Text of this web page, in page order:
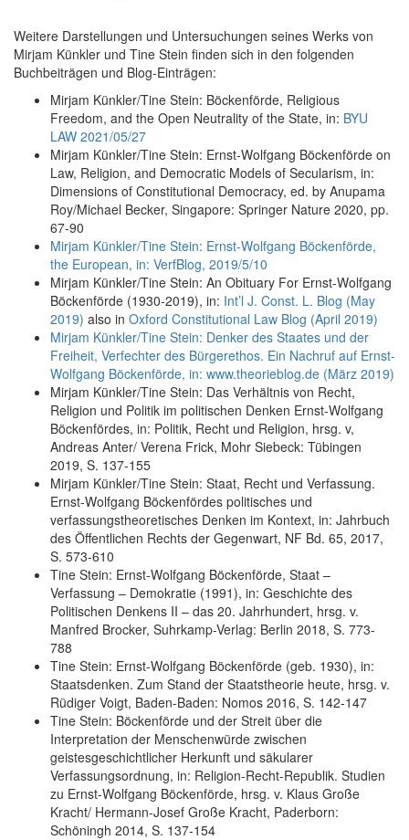
Weitere Darstellungen und Untersuchungen seines Werks von
Mirjam Künkler und Tine Stein finden sich in den folgenden
Buchbeiträgen und Blog-Einträgen:
Mirjam Künkler/Tine Stein: Böckenförde, Religious
Freedom, and the Open Neutrality of the State, in: BYU
LAW 2021/05/27
Mirjam Künkler/Tine Stein: Ernst-Wolfgang Böckenförde on
Law, Religion, and Democratic Models of Secularism, in:
Dimensions of Constitutional Democracy, ed. by Anupama
Roy/Michael Becker, Singapore: Springer Nature 2020, pp.
67-90
Mirjam Künkler/Tine Stein: Ernst-Wolfgang Böckenförde,
the European, in: VerfBlog, 2019/5/10
Mirjam Künkler/Tine Stein: An Obituary For Ernst-Wolfgang
Böckenförde (1930-2019), in: Int’l J. Const. L. Blog (May
2019) also in Oxford Constitutional Law Blog (April 2019)
Mirjam Künkler/Tine Stein: Denker des Staates und der
Freiheit, Verfechter des Bürgerethos. Ein Nachruf auf Ernst-
Wolfgang Böckenförde, in: www.theorieblog.de (März 2019)
Mirjam Künkler/Tine Stein: Das Verhältnis von Recht,
Religion und Politik im politischen Denken Ernst-Wolfgang
Böckenfördes, in: Politik, Recht und Religion, hrsg. v,
Andreas Anter/ Verena Frick, Mohr Siebeck: Tübingen
2019, S. 137-155
Mirjam Künkler/Tine Stein: Staat, Recht und Verfassung.
Ernst-Wolfgang Böckenfördes politisches und
verfassungstheoretisches Denken im Kontext, in: Jahrbuch
des Öffentlichen Rechts der Gegenwart, NF Bd. 65, 2017,
S. 573-610
Tine Stein: Ernst-Wolfgang Böckenförde, Staat –
Verfassung – Demokratie (1991), in: Geschichte des
Politischen Denkens II – das 20. Jahrhundert, hrsg. v.
Manfred Brocker, Suhrkamp-Verlag: Berlin 2018, S. 773-
788
Tine Stein: Ernst-Wolfgang Böckenförde (geb. 1930), in:
Staatsdenken. Zum Stand der Staatstheorie heute, hrsg. v.
Rüdiger Voigt, Baden-Baden: Nomos 2016, S. 142-147
Tine Stein: Böckenförde und der Streit über die
Interpretation der Menschenwürde zwischen
geistesgeschichtlicher Herkunft und säkularer
Verfassungsordnung, in: Religion-Recht-Republik. Studien
zu Ernst-Wolfgang Böckenförde, hrsg. v. Klaus Große
Kracht/ Hermann-Josef Große Kracht, Paderborn:
Schöningh 2014, S. 137-154